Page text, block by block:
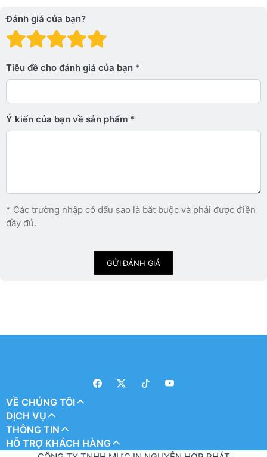
Đánh giá của bạn?
Đánh giá: 4 trên 5
Đánh giá: 3 trên 5 sao.
Đánh giá: 2 trên 5 sao.
Đánh giá: 1 trên 5 sao. Xấu
Tiêu đề cho đánh giá của bạn
Ý kiến ​​của bạn về sản phẩm
* Các trường nhập có dấu sao là bắt buộc và phải được điền
đầy đủ.
GỬI ĐÁNH GIÁ
VỀ CHÚNG TÔI
DỊCH VỤ
THÔNG TIN
HỖ TRỢ KHÁCH HÀNG